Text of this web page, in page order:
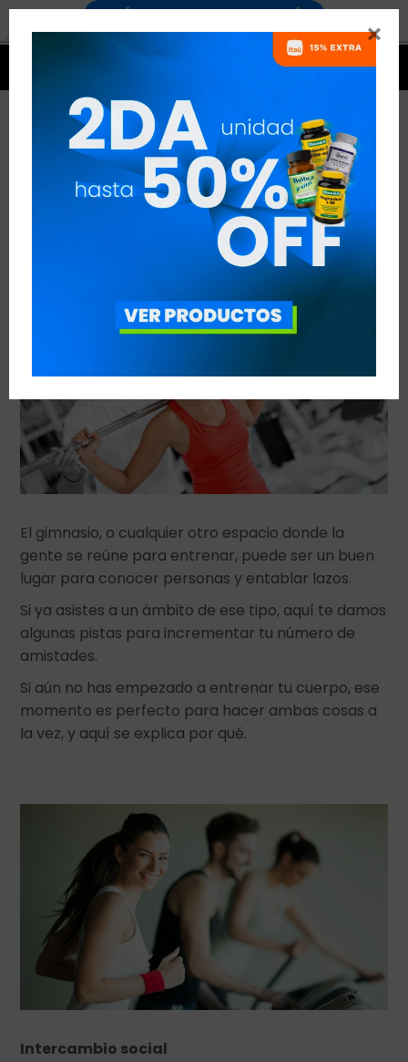

HACER AMIGOS EN EL GIMNASIO
VER TODAS LAS ENTRADAS
Otros temas de interés
El gimnasio, o cualquier otro espacio donde la
gente se reúne para entrenar, puede ser un buen
lugar para conocer personas y entablar lazos.
Si ya asistes a un ámbito de ese tipo, aquí te damos
algunas pistas para incrementar tu número de
amistades.
Si aún no has empezado a entrenar tu cuerpo, ese
momento es perfecto para hacer ambas cosas a
la vez, y aquí se explica por qué.
Intercambio social